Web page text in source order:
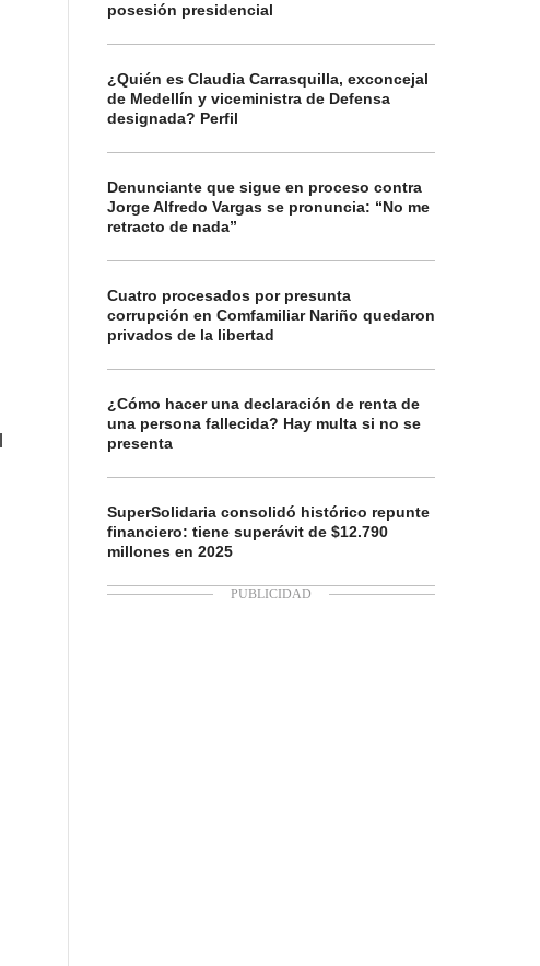
posesión presidencial
¿Quién es Claudia Carrasquilla, exconcejal
de Medellín y viceministra de Defensa
designada? Perfil
Denunciante que sigue en proceso contra
Jorge Alfredo Vargas se pronuncia: “No me
retracto de nada”
Cuatro procesados por presunta
corrupción en Comfamiliar Nariño quedaron
privados de la libertad
¿Cómo hacer una declaración de renta de
una persona fallecida? Hay multa si no se
presenta
SuperSolidaria consolidó histórico repunte
financiero: tiene superávit de $12.790
millones en 2025